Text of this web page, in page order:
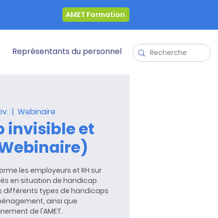
AMET Formation
Représentants du personnel
  |
Webinaire
invisible et
les employeurs et RH sur
en situation de handicap
différents types de handicaps
ainsi que
de l'AMET.